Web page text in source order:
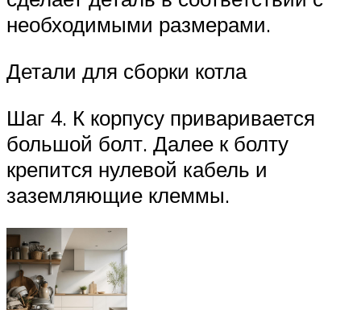
необходимыми размерами.
Детали для сборки котла
Шаг 4. К корпусу приваривается
большой болт. Далее к болту
крепится нулевой кабель и
заземляющие клеммы.